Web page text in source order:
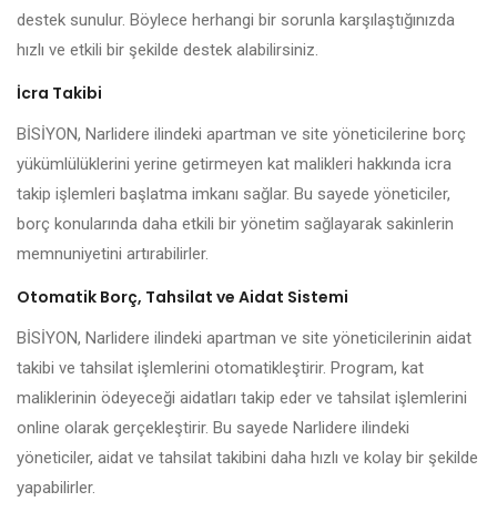
destek sunulur. Böylece herhangi bir sorunla karşılaştığınızda
hızlı ve etkili bir şekilde destek alabilirsiniz.
İcra Takibi
BİSİYON, Narlidere ilindeki apartman ve site yöneticilerine borç
yükümlülüklerini yerine getirmeyen kat malikleri hakkında icra
takip işlemleri başlatma imkanı sağlar. Bu sayede yöneticiler,
borç konularında daha etkili bir yönetim sağlayarak sakinlerin
memnuniyetini artırabilirler.
Otomatik Borç, Tahsilat ve Aidat Sistemi
BİSİYON, Narlidere ilindeki apartman ve site yöneticilerinin aidat
takibi ve tahsilat işlemlerini otomatikleştirir. Program, kat
maliklerinin ödeyeceği aidatları takip eder ve tahsilat işlemlerini
online olarak gerçekleştirir. Bu sayede Narlidere ilindeki
yöneticiler, aidat ve tahsilat takibini daha hızlı ve kolay bir şekilde
yapabilirler.